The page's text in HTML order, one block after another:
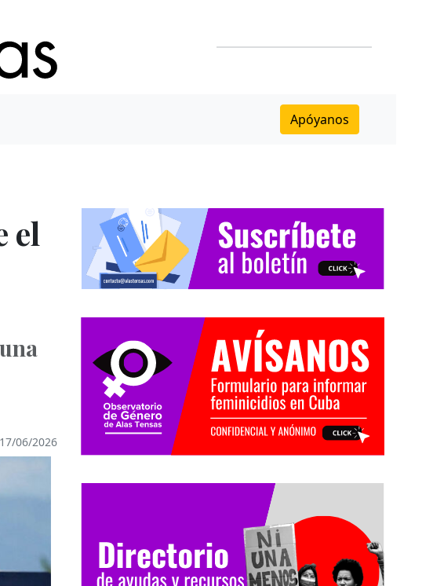
Apóyanos
el
06/2026